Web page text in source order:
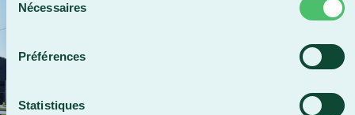
Nécessaires
Préférences
Statistiques